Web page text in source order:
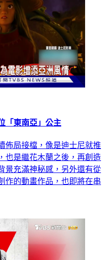
「東南亞」公主
佈局接檔，像是迪士尼就推
也是繼花木蘭之後，再創造
景充滿神秘感，另外還有從
作的動畫作品，也即將在串